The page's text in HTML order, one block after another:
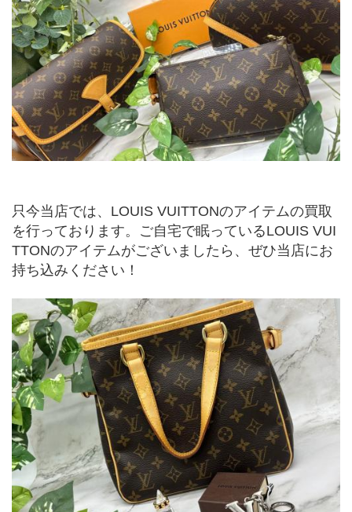
只今当店では、LOUIS VUITTONのアイテムの買取
を行っております。ご自宅で眠っているLOUIS VUI
TTONのアイテムがございましたら、ぜひ当店にお
持ち込みください！